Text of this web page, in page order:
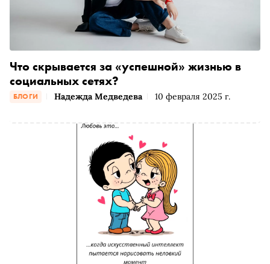
БЛОГИ Надежда Медведева 10 февраля 2025 г.
Что скрывается за «успешной» жизнью в
социальных сетях?